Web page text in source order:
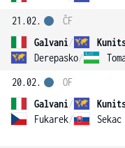
21.02.
Galvani/
Derepasko/
ČF
20.02.
Galvani/
Fukarek/ Sekac
OF